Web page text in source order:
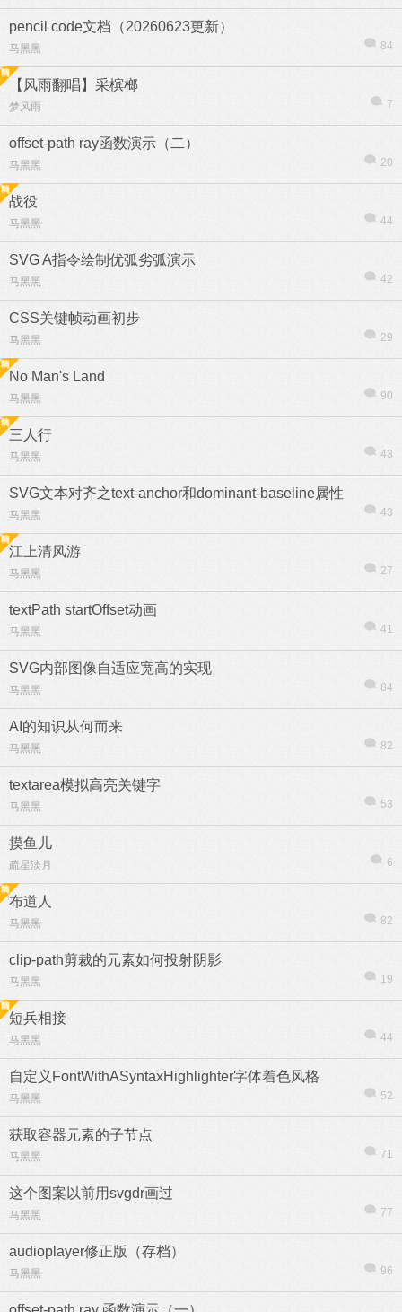
pencil code文档（20260623更新）
马黑黑 84
【风雨翻唱】采槟榔
梦风雨 7
offset-path ray函数演示（二）
马黑黑 20
战役
马黑黑 44
SVG A指令绘制优弧劣弧演示
马黑黑 42
CSS关键帧动画初步
马黑黑 29
No Man's Land
马黑黑 90
三人行
马黑黑 43
SVG文本对齐之text-anchor和dominant-baseline属性
马黑黑 43
江上清风游
马黑黑 27
textPath startOffset动画
马黑黑 41
SVG内部图像自适应宽高的实现
马黑黑 84
AI的知识从何而来
马黑黑 82
textarea模拟高亮关键字
马黑黑 53
摸鱼儿
疏星淡月 6
布道人
马黑黑 82
clip-path剪裁的元素如何投射阴影
马黑黑 19
短兵相接
马黑黑 44
自定义FontWithASyntaxHighlighter字体着色风格
马黑黑 52
获取容器元素的子节点
马黑黑 71
这个图案以前用svgdr画过
马黑黑 77
audioplayer修正版（存档）
马黑黑 96